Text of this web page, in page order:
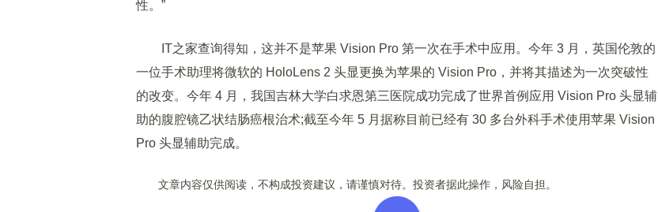
性。”
IT之家查询得知，这并不是苹果 Vision Pro 第一次在手术中应用。今年 3 月，英国伦敦的
一位手术助理将微软的 HoloLens 2 头显更换为苹果的 Vision Pro，并将其描述为一次突破性
的改变。今年 4 月，我国吉林大学白求恩第三医院成功完成了世界首例应用 Vision Pro 头显辅
助的腹腔镜乙状结肠癌根治术;截至今年 5 月据称目前已经有 30 多台外科手术使用苹果 Vision
Pro 头显辅助完成。
文章内容仅供阅读，不构成投资建议，请谨慎对待。投资者据此操作，风险自担。